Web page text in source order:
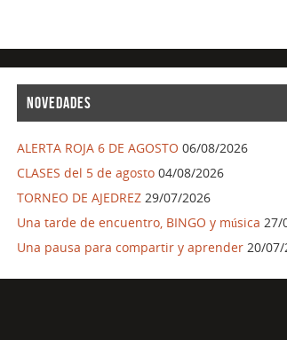
NOVEDADES
ALERTA ROJA 6 DE AGOSTO 06/08/2026
CLASES del 5 de agosto 04/08/2026
TORNEO DE AJEDREZ 29/07/2026
Una tarde de encuentro, BINGO y música 27/
Una pausa para compartir y aprender 20/